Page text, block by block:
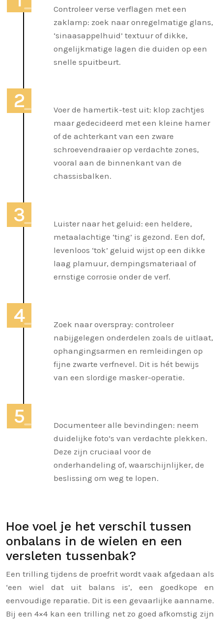
Controleer verse verflagen met een
zaklamp: zoek naar onregelmatige glans,
‘sinaasappelhuid’ textuur of dikke,
ongelijkmatige lagen die duiden op een
snelle spuitbeurt.
Voer de hamertik-test uit: klop zachtjes
maar gedecideerd met een kleine hamer
of de achterkant van een zware
schroevendraaier op verdachte zones,
vooral aan de binnenkant van de
chassisbalken.
Luister naar het geluid: een heldere,
metaalachtige ‘ting’ is gezond. Een dof,
levenloos ‘tok’ geluid wijst op een dikke
laag plamuur, dempingsmateriaal of
ernstige corrosie onder de verf.
Zoek naar overspray: controleer
nabijgelegen onderdelen zoals de uitlaat,
ophangingsarmen en remleidingen op
fijne zwarte verfnevel. Dit is hét bewijs
van een slordige masker-operatie.
Documenteer alle bevindingen: neem
duidelijke foto’s van verdachte plekken.
Deze zijn cruciaal voor de
onderhandeling of, waarschijnlijker, de
beslissing om weg te lopen.
Hoe voel je het verschil tussen
onbalans in de wielen en een
versleten tussenbak?
Een trilling tijdens de proefrit wordt vaak afgedaan als
‘een wiel dat uit balans is’, een goedkope en
eenvoudige reparatie. Dit is een gevaarlijke aanname.
Bij een 4×4 kan een trilling net zo goed afkomstig zijn